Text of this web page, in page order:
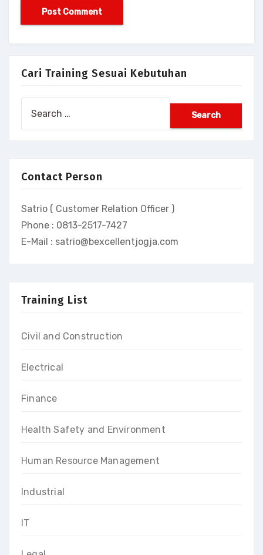
Cari Training Sesuai Kebutuhan
Contact Person
Satrio ( Customer Relation Officer )
Phone : 0813-2517-7427
E-Mail : satrio@bexcellentjogja.com
Training List
Civil and Construction
Electrical
Finance
Health Safety and Environment
Human Resource Management
Industrial
IT